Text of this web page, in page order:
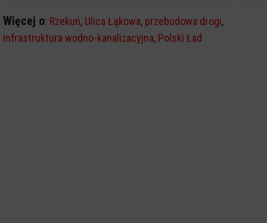
Więcej o: Rzekuń, Ulica Łąkowa, przebudowa drogi,
infrastruktura wodno-kanalizacyjna, Polski Ład